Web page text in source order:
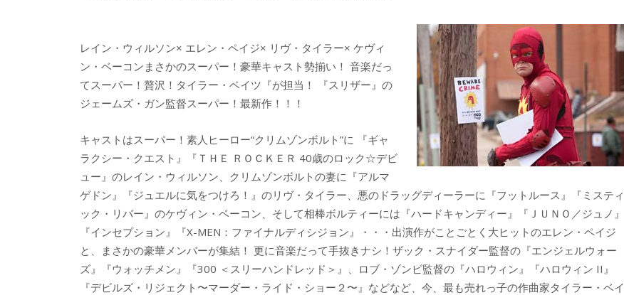
レイン・ウィルソン× エレン・ペイジ× リヴ・タイラー× ケヴィ
ン・ベーコンまさかのスーパー！豪華キャスト勢揃い！ 音楽だっ
てスーパー！贅沢！タイラー・ベイツ『が担当！ 『スリザー』の
ジェームズ・ガン監督スーパー！最新作！！！
キャストはスーパー！素人ヒーロー“クリムゾンボルト”に 『ギャ
ラクシー・クエスト』『ＴＨＥ ＲＯＣＫＥＲ 40歳のロック☆デビ
ュー』のレイン・ウィルソン、クリムゾンボルトの妻に『アルマ
ゲドン』『ジュエルに気をつけろ！』のリヴ・タイラー、悪のドラッグディーラーに『フットルース』『ミスティ
ック・リバー』のケヴィン・ベーコン、そして相棒ボルティーには『ハードキャンディー』『ＪＵＮＯ／ジュノ』
『インセプション』『X-MEN：ファイナルディシジョン』・・・出演作がことごとく大ヒットのエレン・ペイジ
と、まさかの豪華メンバーが集結！ 更に音楽だって手抜きナシ！ザック・スナイダー監督の『エンジェルウォー
ズ』『ウォッチメン』『300 ＜スリーハンドレッド＞』、ロブ・ゾンビ監督の『ハロウィン』『ハロウィン II』
『デビルズ・リジェクト〜マーダー・ライド・ショー２〜』などなど、今、最も売れっ子の作曲家タイラー・ベイ